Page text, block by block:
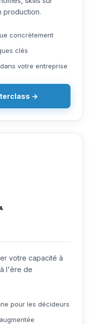
production.
concrètement
clés
votre entreprise
→
votre capacité à
l'ère de
pour les décideurs